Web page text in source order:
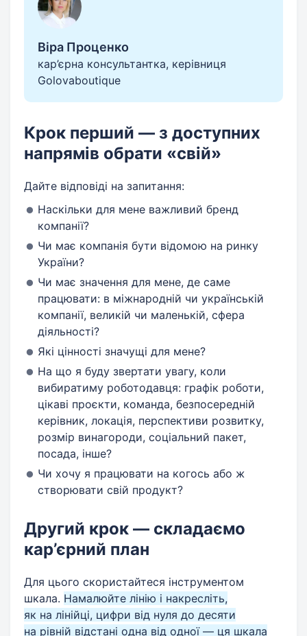
Віра Проценко
кар’єрна консультантка, керівниця
Golovaboutique
Крок перший — з доступних
напрямів обрати «свій»
Дайте відповіді на запитання:
Наскільки для мене важливий бренд
компанії?
Чи має компанія бути відомою на ринку
України?
Чи має значення для мене, де саме
працювати: в міжнародній чи українській
компанії, великій чи маленькій, сфера
діяльності?
Які цінності значущі для мене?
На що я буду звертати увагу, коли
вибиратиму роботодавця: графік роботи,
цікаві проєкти, команда, безпосередній
керівник, локація, перспективи розвитку,
розмір винагороди, соціальний пакет,
посада, інше?
Чи хочу я працювати на когось або ж
створювати свій продукт?
Другий крок — складаємо
кар’єрний план
Для цього скористайтеся інструментом
шкала. Намалюйте лінію і накресліть,
як на лінійці, цифри від нуля до десяти
на рівній відстані одна від одної — ця шкала